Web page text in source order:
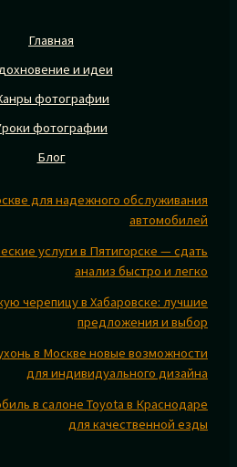
Главная
и идеи
фотографии
фотографии
Блог
для надежного обслуживания
автомобилей
услуги в Пятигорске — сдать
анализ быстро и легко
черепицу в Хабаровске: лучшие
предложения и выбор
в Москве новые возможности
для индивидуального дизайна
в салоне Toyota в Краснодаре
для качественной езды